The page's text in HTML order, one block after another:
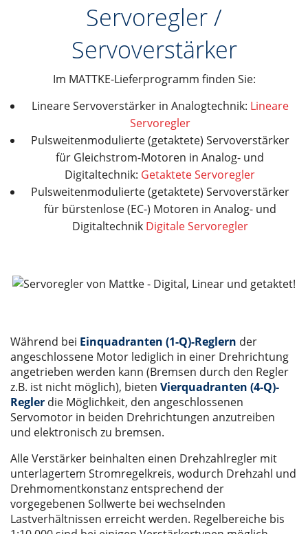
Servoregler /
Servoverstärker
Im MATTKE-Lieferprogramm finden Sie:
Lineare Servoverstärker in Analogtechnik: Lineare
Servoregler
Pulsweitenmodulierte (getaktete) Servoverstärker
für Gleichstrom-Motoren in Analog- und
Digitaltechnik: Getaktete Servoregler
Pulsweitenmodulierte (getaktete) Servoverstärker
für bürstenlose (EC-) Motoren in Analog- und
Digitaltechnik Digitale Servoregler
Während bei Einquadranten (1-Q)-Reglern der
angeschlossene Motor lediglich in einer Drehrichtung
angetrieben werden kann (Bremsen durch den Regler
z.B. ist nicht möglich), bieten Vierquadranten (4-Q)-
Regler die Möglichkeit, den angeschlossenen
Servomotor in beiden Drehrichtungen anzutreiben
und elektronisch zu bremsen.
Alle Verstärker beinhalten einen Drehzahlregler mit
unterlagertem Stromregelkreis, wodurch Drehzahl und
Drehmomentkonstanz entsprechend der
vorgegebenen Sollwerte bei wechselnden
Lastverhältnissen erreicht werden. Regelbereiche bis